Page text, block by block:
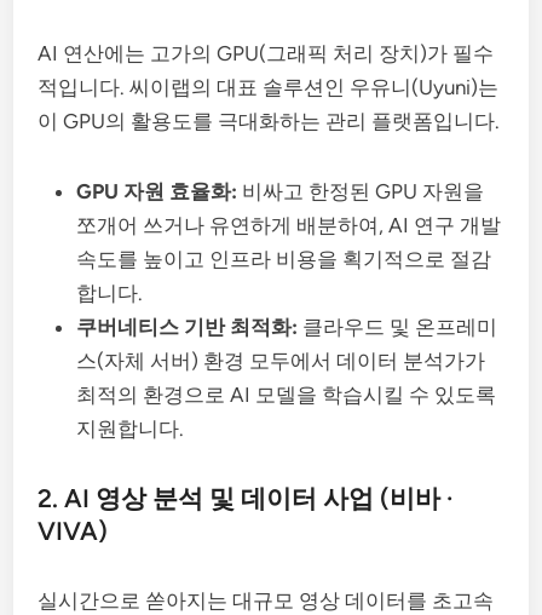
AI 연산에는 고가의 GPU(그래픽 처리 장치)가 필수
적입니다. 씨이랩의 대표 솔루션인 우유니(Uyuni)는
이 GPU의 활용도를 극대화하는 관리 플랫폼입니다.
GPU 자원 효율화: 비싸고 한정된 GPU 자원을
쪼개어 쓰거나 유연하게 배분하여, AI 연구 개발
속도를 높이고 인프라 비용을 획기적으로 절감
합니다.
쿠버네티스 기반 최적화: 클라우드 및 온프레미
스(자체 서버) 환경 모두에서 데이터 분석가가
최적의 환경으로 AI 모델을 학습시킬 수 있도록
지원합니다.
2. AI 영상 분석 및 데이터 사업 (비바 ·
VIVA)
실시간으로 쏟아지는 대규모 영상 데이터를 초고속